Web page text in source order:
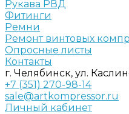
Рукава РВД
Фитинги
Ремни
Ремонт винтовых
Опросные листы
Контакты
г. Челябинск, ул.
+7 (351) 270-98-14
sale@artkompressor.ru
Личный кабинет